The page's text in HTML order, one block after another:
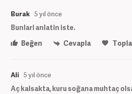
Burak 5 yıl önce
Bunlari anlatin iste.
Beğen
Cevapla
Ali 5 yıl önce
Aç kalsakta, kuru soğana muhtaç